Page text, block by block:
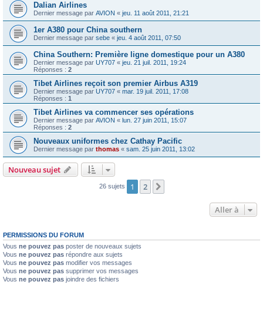
Dalian Airlines
Dernier message par AVION « jeu. 11 août 2011, 21:21
1er A380 pour China southern
Dernier message par sebe « jeu. 4 août 2011, 07:50
China Southern: Première ligne domestique pour un A380
Dernier message par UY707 « jeu. 21 juil. 2011, 19:24
Réponses : 2
Tibet Airlines reçoit son premier Airbus A319
Dernier message par UY707 « mar. 19 juil. 2011, 17:08
Réponses : 1
Tibet Airlines va commencer ses opérations
Dernier message par AVION « lun. 27 juin 2011, 15:07
Réponses : 2
Nouveaux uniformes chez Cathay Pacific
Dernier message par thomas « sam. 25 juin 2011, 13:02
Nouveau sujet
26 sujets 1 2
Aller à
PERMISSIONS DU FORUM
Vous ne pouvez pas poster de nouveaux sujets
Vous ne pouvez pas répondre aux sujets
Vous ne pouvez pas modifier vos messages
Vous ne pouvez pas supprimer vos messages
Vous ne pouvez pas joindre des fichiers